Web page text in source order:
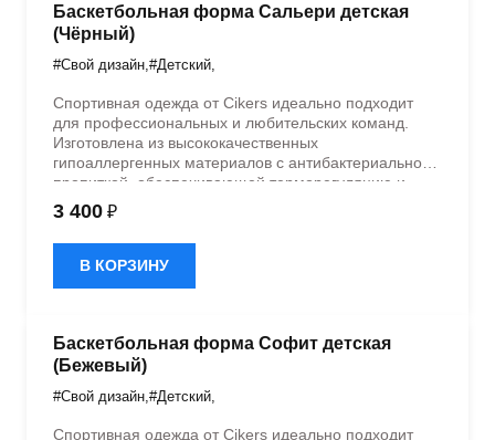
Баскетбольная форма Сальери детская
(Чёрный)
#Свой дизайн #Детский
Спортивная одежда от Cikers идеально подходит
для профессиональных и любительских команд.
Изготовлена из высококачественных
гипоаллергенных материалов с антибактериальной
пропиткой, обеспечивающей терморегуляцию и
быстрое влагоотведение. Одежда обладает
эластичностью в 5 направлениях и стильным
дизайном.
3 400 ₽
В КОРЗИНУ
Баскетбольная форма Софит детская
(Бежевый)
#Свой дизайн #Детский
Спортивная одежда от Cikers идеально подходит